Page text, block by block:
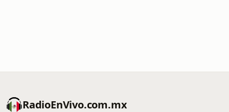
RadioEnVivo.com.mx